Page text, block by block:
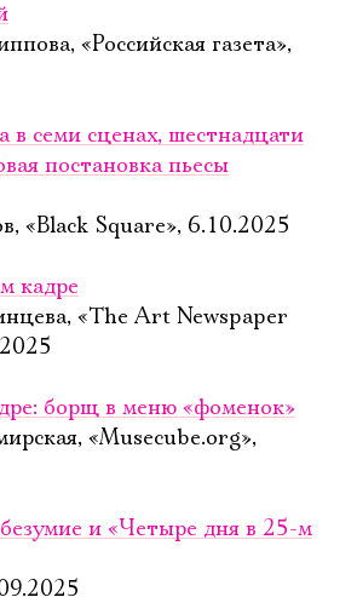
«Российская газета»,
в семи сценах, шестнадцати
постановка пьесы
«Black Square», 6.10.2025
кадре
«The Art Newspaper
борщ в меню «фоменок»
«Musecube.org»,
и «Четыре дня в 25-м